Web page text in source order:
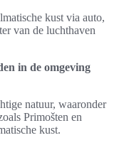
kust via auto,
van de luchthaven
in de omgeving
natuur, waaronder
Primošten en
kust.